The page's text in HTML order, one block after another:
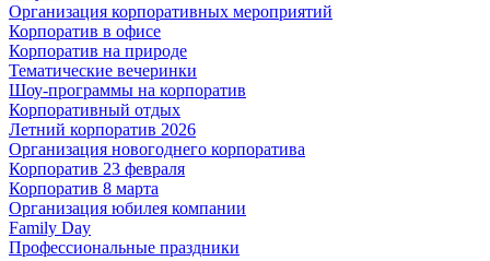
Организация корпоративных мероприятий
Корпоратив в офисе
Корпоратив на природе
Тематические вечеринки
Шоу-программы на корпоратив
Корпоративный отдых
Летний корпоратив 2026
Организация новогоднего корпоратива
Корпоратив 23 февраля
Корпоратив 8 марта
Организация юбилея компании
Family Day
Профессиональные праздники